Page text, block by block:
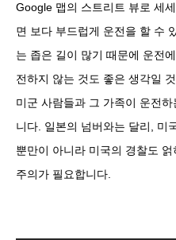
Google 맵의 스트리트 뷰로 세
면 보다 부드럽게 운전을 할 수
는 좁은 길이 많기 때문에 운전
전하지 않는 것도 좋은 생각일
미군 사람들과 그 가족이 운전하
니다. 일본의 넘버와는 달리, 미
뿐만이 아니라 미국의 경찰도
주의가 필요합니다.